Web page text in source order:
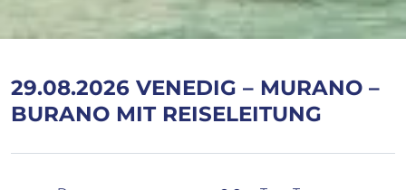
29.08.2026 VENEDIG – MURANO –
BURANO MIT REISELEITUNG